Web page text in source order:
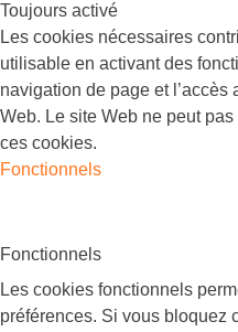
Toujours activé
Les cookies nécessaires
utilisable en activant des
navigation de page et
Web. Le site Web ne peut
ces cookies.
Fonctionnels
Fonctionnels
Les cookies fonctionnels
préférences. Si vous bloquez